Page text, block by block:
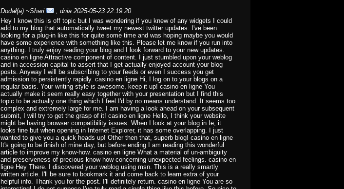
Dodał(a) ~Shari
, dnia 2025-05-23 22:19:20
Hey I know this is off topic but I was wondering if you knew of any widgets I could
add to my blog that automatically tweet my newest twitter updates. I've been
looking for a plug-in like this for quite some time and was hoping maybe you would
have some experience with something like this. Please let me know if you run into
anything. I truly enjoy reading your blog and I look forward to your new updates.
casino en ligne Attractive component of content. I just stumbled upon your weblog
and in accession capital to assert that I get actually enjoyed account your blog
posts. Anyway I will be subscribing to your feeds or even I success you get
admission to persistently rapidly. casino en ligne Hi, I log on to your blogs on a
regular basis. Your writing style is awesome, keep it up! casino en ligne You
actually make it seem really easy together with your presentation but I find this
topic to be actually one thing which I feel I'd by no means understand. It seems too
complex and extremely large for me. I am having a look ahead on your subsequent
submit, I will try to get the grasp of it! casino en ligne Hello, I think your website
might be having browser compatibility issues. When I look at your blog in Ie, it
looks fine but when opening in Internet Explorer, it has some overlapping. I just
wanted to give you a quick heads up! Other then that, superb blog! casino en ligne
It's going to be finish of mine day, but before ending I am reading this wonderful
article to improve my know-how. casino en ligne What a material of un-ambiguity
and preserveness of precious know-how concerning unexpected feelings. casino en
ligne Hey There. I discovered your weblog using msn. This is a really smartly
written article. I'll be sure to bookmark it and come back to learn extra of your
helpful info. Thank you for the post. I'll definitely return. casino en ligne You are so